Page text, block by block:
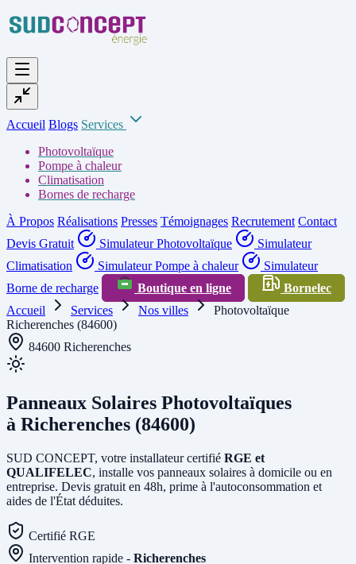
Accueil Blogs Services
Photovoltaïque
Pompe à chaleur
Climatisation
Bornes de recharge
À Propos Réalisations Presses Témoignages Recrutement Contact
Devis Gratuit
Simulateur Photovoltaïque
Simulateur
Climatisation
Simulateur Pompe à chaleur
Simulateur
Borne de recharge
Boutique en ligne
Bornelec
Accueil
Services Nos villes
Photovoltaïque
Richerenches (84600)
84600 Richerenches
Panneaux Solaires Photovoltaïques
à Richerenches (84600)
SUD CONCEPT, votre installateur certifié RGE et
QUALIFELEC, installe vos panneaux solaires à domicile ou en
entreprise. Devis gratuit en 48h, prime à l'autoconsommation et
aides de l'État déduites.
Certifié RGE
Intervention rapide - Richerenches